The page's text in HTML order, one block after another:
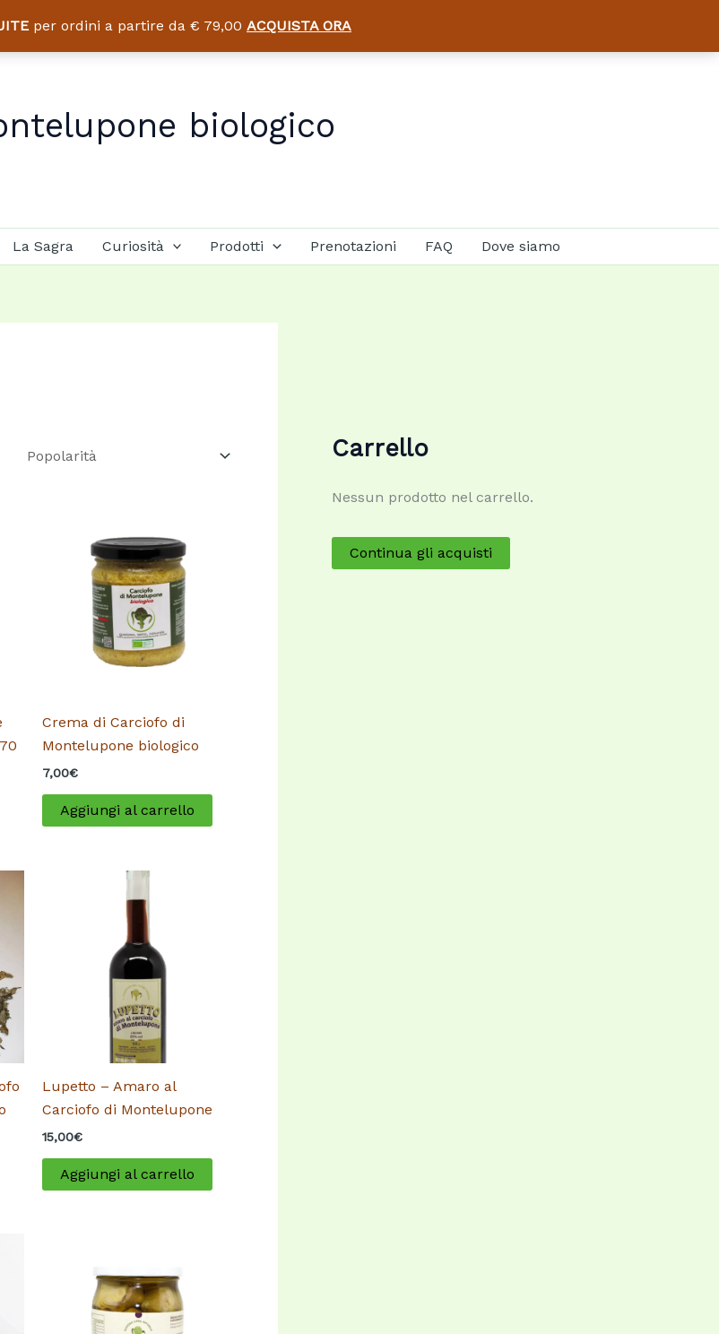
per ordini a partire da € 79,00 ACQUISTA ORA
biologico
La Sagra Curiosità Prodotti Prenotazioni FAQ Dove siamo
Crema di Carciofo di
Montelupone biologico
7,00€
Aggiungi al carrello
Lupetto – Amaro al
Carciofo di Montelupone
15,00€
Aggiungi al carrello
Carrello
Nessun prodotto nel carrello.
Continua gli acquisti